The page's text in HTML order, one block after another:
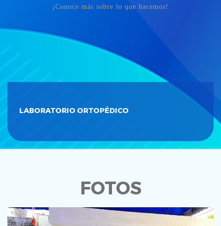
¡Conoce más sobre lo que hacemos!
LABORATORIO ORTOPÉDICO
FOTOS